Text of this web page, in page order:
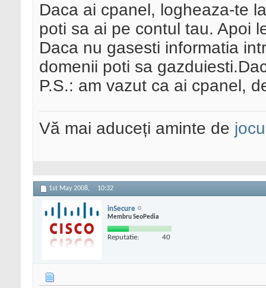
Daca ai cpanel, logheaza-te
poti sa ai pe contul tau. Apoi
Daca nu gasesti informatia
domenii poti sa
P.S.: am vazut ca ai cpanel,
Vă mai aduceți aminte de
1st May 2008, 10:32
inSecure
Membru SeoPedia
Reputatie: 40